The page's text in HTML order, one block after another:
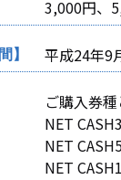
3,000円、
】 平成24年9
ご購入券
NET
NET
NET